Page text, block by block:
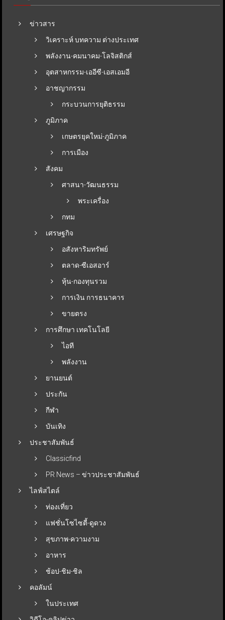
ข่าวสาร
วิเคราะห์ บทความ ต่างประเทศ
พลังงาน-คมนาคม-โลจิสติกส์
อุตสาหกรรม-เออีซี-เอสเอมอี
อาชญากรรม
กระบวนการยุติธรรม
ภูมิภาค
เกษตรยุคใหม่-ภูมิภาค
การเมือง
สังคม
ศาสนา-วัฒนธรรม
พระเครื่อง
กทม
เศรษฐกิจ
อสังหาริมทรัพย์
ตลาด-ซีเอสอาร์
หุ้น-กองทุนรวม
การเงิน การธนาคาร
ขายตรง
การศึกษา เทคโนโลยี
ไอที
พลังงาน
ยานยนต์
ประกัน
กีฬา
บันเทิง
ประชาสัมพันธ์
Classicfind
PR News – ข่าวประชาสัมพันธ์
ไลฟ์สไตล์
ท่องเที่ยว
แฟชั่นโซไซตี้-ดูดวง
สุขภาพ-ความงาม
อาหาร
ช้อป-ชิม-ชิล
คอลัมน์
ในประเทศ